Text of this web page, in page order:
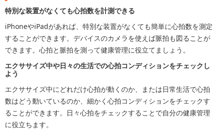
特別な装置がなくても心拍数を計測できる
iPhoneやiPadがあれば、特別な装置がなくても簡単に心拍数を測定
することができます。デバイスのカメラを使えば脈拍も図ることが
できます。心拍と脈拍を測って健康管理に役立てましょう。
エクササイズ中や日々の生活での心拍コンディションをチェックし
よう
エクササイズ中にどれだけ心拍が動くのか、または日常生活で心拍
数はどう動いているのか、細かく心拍コンディションをチェックす
ることができます。日々心拍をチェックすることで自分の健康管理
に役立ちます。